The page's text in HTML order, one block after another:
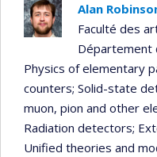
Alan
Faculté des
Département
Physics of elementary
counters; Solid-state
muon, pion and other
Radiation detectors;
Unified theories and